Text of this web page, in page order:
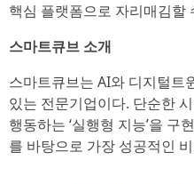
핵심 플랫폼으로 자리매김할
스마트큐브 소개
스마트큐브는 AI와 디지털트
있는 전문기업이다. 단순한
행동하는 ‘실행형 지능’을
를 바탕으로 가장 성공적인